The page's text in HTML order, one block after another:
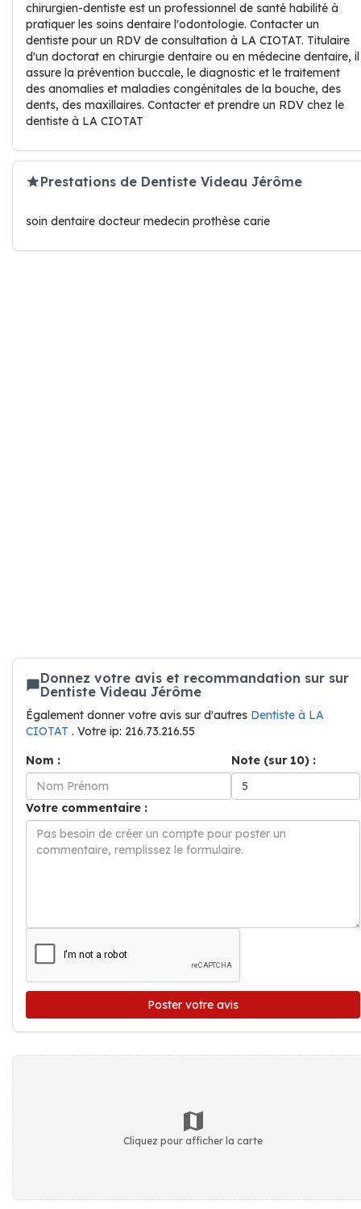
chirurgien-dentiste est un professionnel de santé habilité à
pratiquer les soins dentaire l'odontologie. Contacter un
dentiste pour un RDV de consultation à LA CIOTAT. Titulaire
d'un doctorat en chirurgie dentaire ou en médecine dentaire, il
assure la prévention buccale, le diagnostic et le traitement
des anomalies et maladies congénitales de la bouche, des
dents, des maxillaires. Contacter et prendre un RDV chez le
dentiste à LA CIOTAT
Prestations de Dentiste Videau Jérôme
soin dentaire docteur medecin prothèse carie
Donnez votre avis et recommandation sur sur
Dentiste Videau Jérôme
Également donner votre avis sur d'autres Dentiste à LA
CIOTAT . Votre ip: 216.73.216.55
Nom :
Note (sur 10) :
Votre commentaire :
Poster votre avis
Cliquez pour afficher la carte